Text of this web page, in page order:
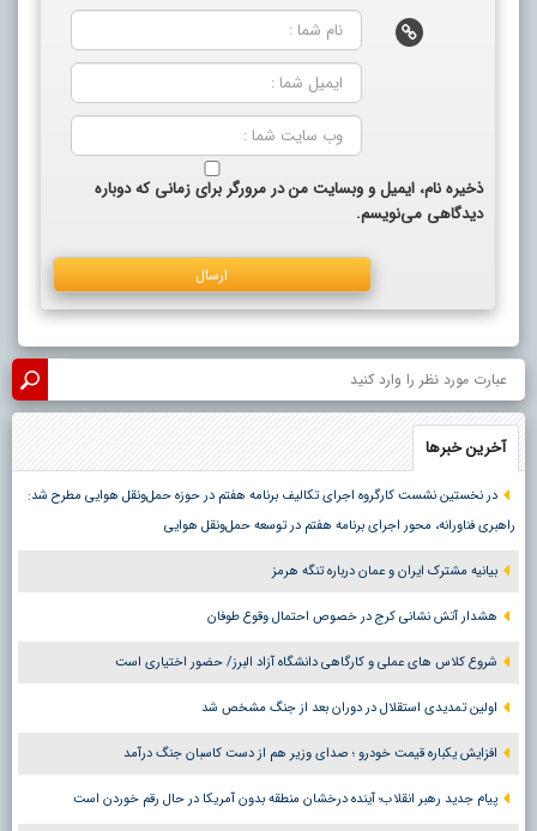
ذخیره نام، ایمیل و وبسایت من در مرورگر برای زمانی که دوباره
دیدگاهی می‌نویسم.
آخرین خبرها
در نخستین نشست کارگروه اجرای تکالیف برنامه هفتم در حوزه حمل‌ونقل هوایی مطرح شد:
راهبری فناورانه، محور اجرای برنامه هفتم در توسعه حمل‌ونقل هوایی
بیانیه مشترک ایران و عمان درباره تنگه هرمز
هشدار آتش نشانی کرج در خصوص احتمال وقوع طوفان
شروع کلاس های عملی و کارگاهی دانشگاه آزاد البرز/ حضور اختیاری است
اولین تمدیدی استقلال در دوران بعد از جنگ مشخص شد
افزایش یکباره قیمت خودرو ؛ صدای وزیر هم از دست کاسبان جنگ درآمد
پیام جدید رهبر انقلاب؛ آینده درخشان منطقه بدون آمریکا در حال رقم خوردن است